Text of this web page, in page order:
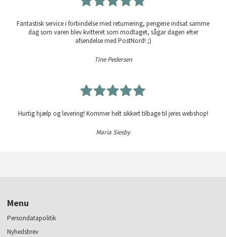
Fantastisk service i forbindelse med returnering, pengene indsat samme
dag som varen blev kvitteret som modtaget, sågar dagen efter
afsendelse med PostNord! ;)
Tine Pedersen
Hurtig hjælp og levering! Kommer helt sikkert tilbage til jeres webshop!
Maria Siesby
Menu
Persondatapolitik
Nyhedsbrev